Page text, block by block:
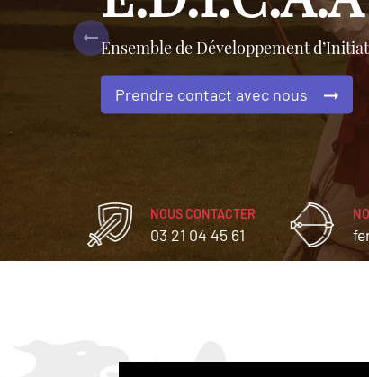
Previous
Ensemble de Développement
Prendre contact avec nous
NOUS CONTACTER
03 21 04 45 61